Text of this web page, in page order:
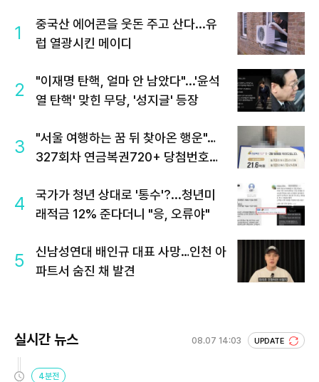
1
중국산 에어콘을 웃돈 주고 산다...유
럽 열광시킨 메이디
2
"이재명 탄핵, 얼마 안 남았다"...'윤석
열 탄핵' 맞힌 무당, '성지글' 등장
3
"서울 여행하는 꿈 뒤 찾아온 행운"…
327회차 연금복권720+ 당첨번호조
4
국가가 청년 상대로 '통수'?...청년미
래적금 12% 준다더니 "응, 오류야"
5
신남성연대 배인규 대표 사망…인천 아
파트서 숨진 채 발견
실시간 뉴스 08.07 14:03 UPDATE
4분전